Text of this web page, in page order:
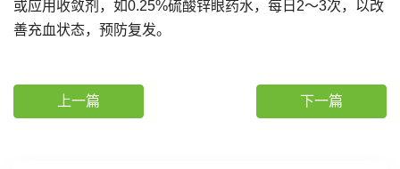
或应用收敛剂，如0.25%硫酸锌眼药水，每日2～3次，以改
善充血状态，预防复发。
上一篇 下一篇